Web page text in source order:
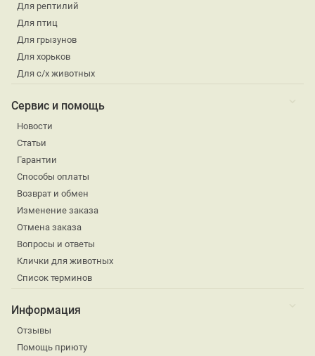
Для рептилий
Для птиц
Для грызунов
Для хорьков
Для с/х животных
Сервис и помощь
Новости
Статьи
Гарантии
Способы оплаты
Возврат и обмен
Изменение заказа
Отмена заказа
Вопросы и ответы
Клички для животных
Список терминов
Информация
Отзывы
Помощь приюту